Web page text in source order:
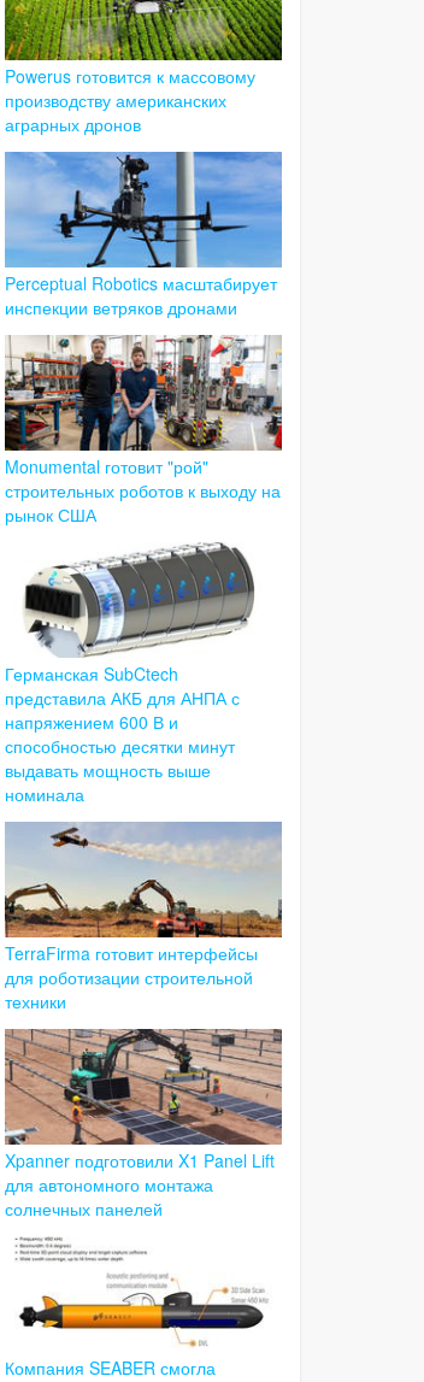
Powerus готовится к массовому
производству американских
аграрных дронов
Perceptual Robotics масштабирует
инспекции ветряков дронами
Monumental готовит "рой"
строительных роботов к выходу на
рынок США
Германская SubCtech
представила АКБ для АНПА с
напряжением 600 В и
способностью десятки минут
выдавать мощность выше
номинала
TerraFirma готовит интерфейсы
для роботизации строительной
техники
Xpanner подготовили X1 Panel Lift
для автономного монтажа
солнечных панелей
Компания SEABER смогла